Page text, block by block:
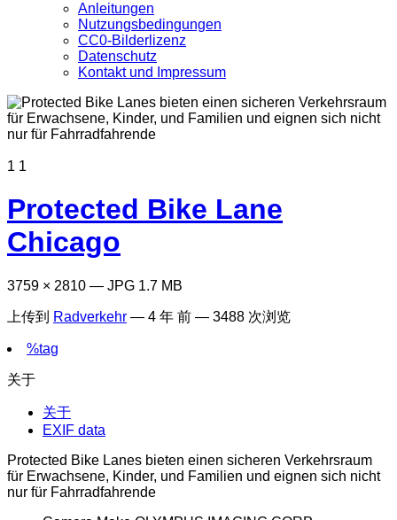
Anleitungen
Nutzungsbedingungen
CC0-Bilderlizenz
Datenschutz
Kontakt und Impressum
1 1
Protected Bike Lane
Chicago
3759 × 2810 — JPG 1.7 MB
上传到 Radverkehr — 4 年 前 — 3488 次浏览
%tag
关于
关于
EXIF data
Protected Bike Lanes bieten einen sicheren Verkehrsraum
für Erwachsene, Kinder, und Familien und eignen sich nicht
nur für Fahrradfahrende